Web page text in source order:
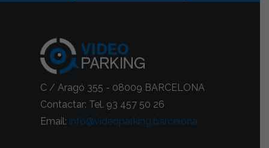
C / Aragó 355 - 08009 BARCELONA
Contactar: Tel. 93 457 50 26
Email: info@videoparking.barcelona